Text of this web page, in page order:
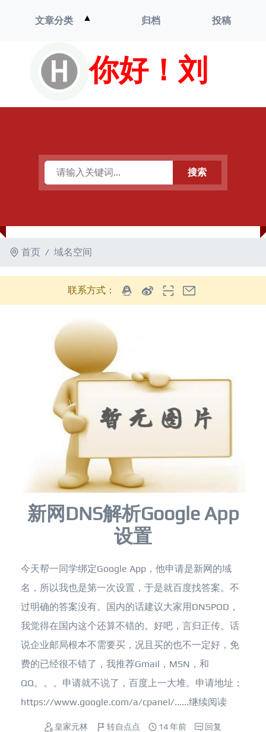
你好！刘
文章分类 ▲
单
归档 投稿
搜索
首页 域名空间
联系方式：
新网DNS解析Google App
设置
今天帮一同学绑定Google App，他申请是新网的域
名，所以我也是第一次设置，于是就百度找答案。不
过明确的答案没有。国内的话建议大家用DNSPOD，
我觉得在国内这个还算不错的。好吧，言归正传。话
说企业邮局根本不需要买，况且买的也不一定好，免
费的已经很不错了，我推荐Gmail，MSN，和
QQ。。。申请就不说了，百度上一大堆。申请地址：
https://www.google.com/a/cpanel/......继续阅读
皇家元林 转自点点 14 年前 回复